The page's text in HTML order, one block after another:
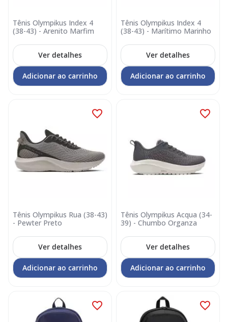
Tênis Olympikus Index 4
(38-43) - Arenito Marfim
Ver detalhes
Adicionar ao carrinho
Tênis Olympikus Index 4
(38-43) - Marítimo Marinho
Ver detalhes
Adicionar ao carrinho
Tênis Olympikus Rua (38-43)
- Pewter Preto
Ver detalhes
Adicionar ao carrinho
Tênis Olympikus Acqua (34-
39) - Chumbo Organza
Ver detalhes
Adicionar ao carrinho